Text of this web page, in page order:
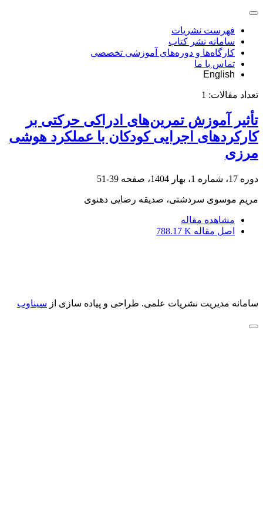
فهرست نشریات
سامانه نشر کتاب
کارگاه‌ها و دوره‌های آموزشی تخصصی
تماس با ما
English
تعداد مقالات: 1
تأثیر آموزش تمرین‌های ادراکی حرکتی بر
کارکردهای اجرایی کودکان با عملکرد هوشی
مرزی
دوره 17، شماره 1، بهار 1404، صفحه 39-51
مریم موسوی سردشتی، صدیقه رضایی دهنوی
مشاهده مقاله
اصل مقاله 788.17 K
سامانه مدیریت نشریات علمی. طراحی و پیاده سازی از سیناوب